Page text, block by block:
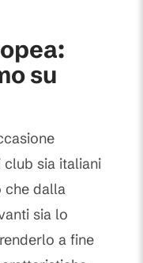
su
sia italiani
che dalla
sia lo
a fine